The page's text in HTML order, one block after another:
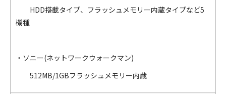
HDD搭載タイプ、フラッシュメモリー内蔵タイプなど5
機種
・ソニー(ネットワークウォークマン)
512MB/1GBフラッシュメモリー内蔵